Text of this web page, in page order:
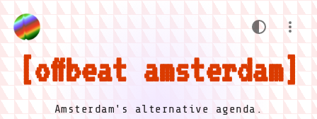
offbeat amsterdam
Amsterdam's alternative agenda.